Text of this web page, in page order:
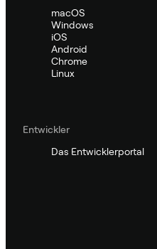
macOS
Windows
iOS
Android
Chrome
Linux
Entwickler
Das Entwicklerportal